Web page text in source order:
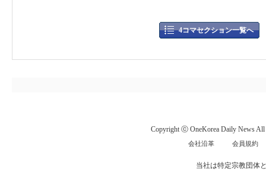
4コマセクション一覧へ
Copyright ⓒ OneKorea Daily News All
会社沿革 会員規約
当社は特定宗教団体